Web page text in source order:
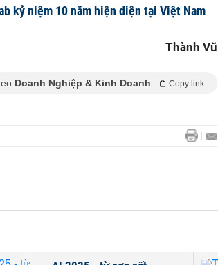
kỷ niệm 10 năm hiện diện tại Việt Nam
Thành Vũ
Doanh Nghiệp & Kinh Doanh Copy link